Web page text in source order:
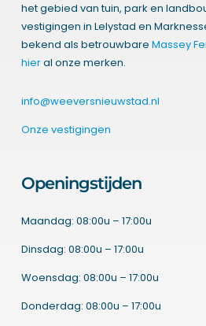
het gebied van tuin, park en
vestigingen in Lelystad en
bekend als betrouwbare Massey
hieral onze merken.
info@weeversnieuwstad.nl
Onze vestigingen
Openingstijden
Maandag: 08:00u – 17:00u
Dinsdag: 08:00u – 17:00u
Woensdag: 08:00u – 17:00u
Donderdag: 08:00u – 17:00u